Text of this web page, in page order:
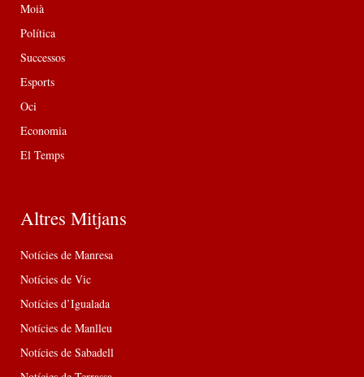
Moià
Política
Successos
Esports
Oci
Economia
El Temps
Altres Mitjans
Notícies de Manresa
Notícies de Vic
Notícies d’Igualada
Notícies de Manlleu
Notícies de Sabadell